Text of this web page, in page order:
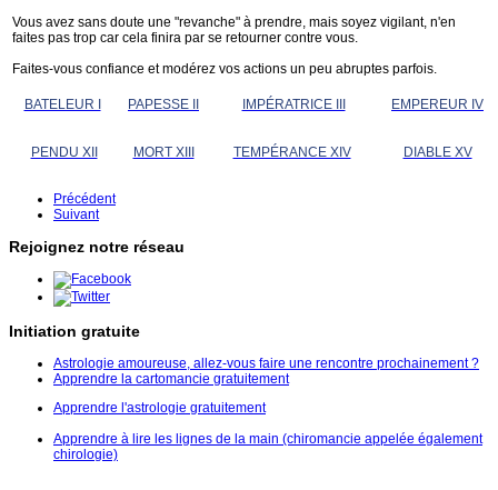
Vous avez sans doute une "revanche" à prendre, mais soyez vigilant, n'en
faites pas trop car cela finira par se retourner contre vous.
Faites-vous confiance et modérez vos actions un peu abruptes parfois.
BATELEUR I PAPESSE II IMPÉRATRICE III EMPEREUR IV
PENDU XII MORT XIII TEMPÉRANCE XIV DIABLE XV
Précédent
Suivant
Rejoignez notre réseau
Initiation gratuite
Astrologie amoureuse, allez-vous faire une rencontre prochainement ?
Apprendre la cartomancie gratuitement
Apprendre l'astrologie gratuitement
Apprendre à lire les lignes de la main (chiromancie appelée également
chirologie)